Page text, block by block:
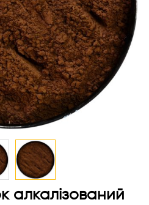
алкалізований